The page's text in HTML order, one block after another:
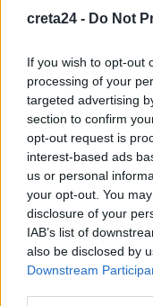
creta24 - Do Not
If you wish to opt-out
processing of your
targeted advertising
section to confirm
opt-out request is
interest-based ads
us or personal
your opt-out. You
disclosure of your
IAB’s list of
also be disclosed by
Downstream
Ενοίκια: Πότε
Ισπανία: Η
γαϊδουράκια της μετά
8 Αυγούστου, 2026
Στις 19 Αυγούστου η
κρεοπωλών Χανίων
8 Αυγούστου, 2026